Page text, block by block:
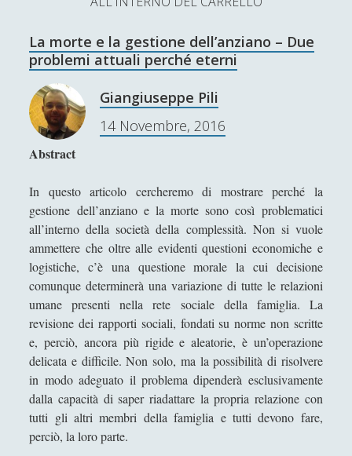
Contatti & Collabora!
La nostra storia
t
w
t
t
e
r
f
e
b
o
k
y
t
u
b
e
CERCA
e
a
c
Se apprezzi il nostro lavoro, puoi effettuare una
donazione tramite PayPal!
Contenuti
► Antologia(4)
► Filosofia(799)
► Saggi (72)
► Scienza (84)
La morte e la gestione dell’anziano – Due
problemi attuali perché eterni
Giangiuseppe Pili
14 Novembre, 2016
Abstract
In questo articolo cercheremo di mostrare perché la
gestione dell’anziano e la morte sono così problematici
all’interno della società della complessità. Non si vuole
ammettere che oltre alle evidenti questioni economiche e
logistiche, c’è una questione morale la cui decisione
comunque determinerà una variazione di tutte le relazioni
umane presenti nella rete sociale della famiglia. La
revisione dei rapporti sociali, fondati su norme non scritte
e, perciò, ancora più rigide e aleatorie, è un’operazione
delicata e difficile. Non solo, ma la possibilità di risolvere
in modo adeguato il problema dipenderà esclusivamente
dalla capacità di saper riadattare la propria relazione con
tutti gli altri membri della famiglia e tutti devono fare,
perciò, la loro parte.